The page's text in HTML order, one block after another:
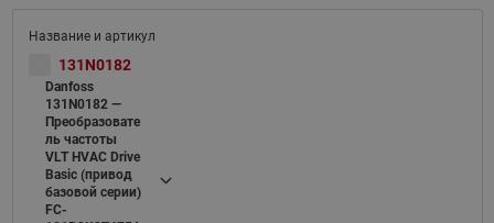
131N0182
Danfoss
131N0182 —
Преобразовате
ль частоты
VLT HVAC Drive
Basic (привод
базовой серии)
FC-